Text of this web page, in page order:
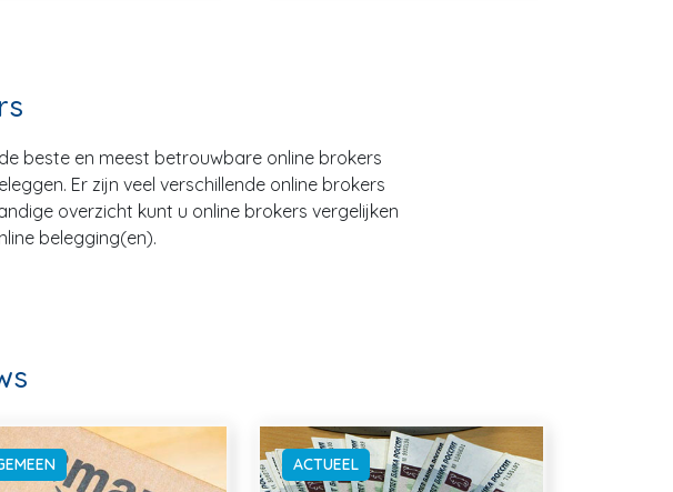
beste en meest betrouwbare online brokers
Er zijn veel verschillende online brokers
overzicht kunt u online brokers vergelijken
belegging(en).
ACTUEEL